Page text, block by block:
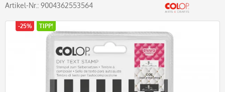
Artikel-Nr.: 9004362553564
-25% TIPP!